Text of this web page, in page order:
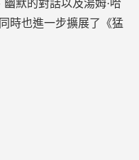
幽默的對話以及湯姆·哈
時也進一步擴展了《猛